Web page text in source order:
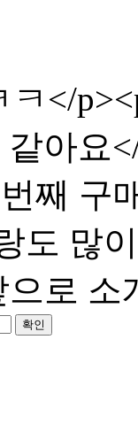
</
아요
째 구
도 많
으로
확인